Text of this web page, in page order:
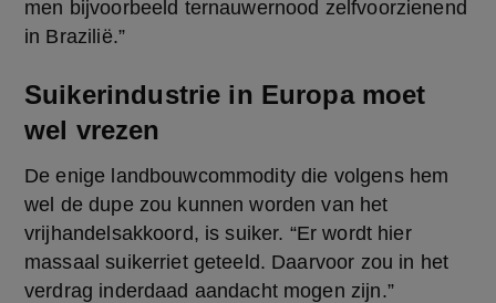
men bijvoorbeeld ternauwernood zelfvoorzienend
in Brazilië.”
Suikerindustrie in Europa moet
wel vrezen
De enige landbouwcommodity die volgens hem
wel de dupe zou kunnen worden van het
vrijhandelsakkoord, is suiker. “Er wordt hier
massaal suikerriet geteeld. Daarvoor zou in het
verdrag inderdaad aandacht mogen zijn.”